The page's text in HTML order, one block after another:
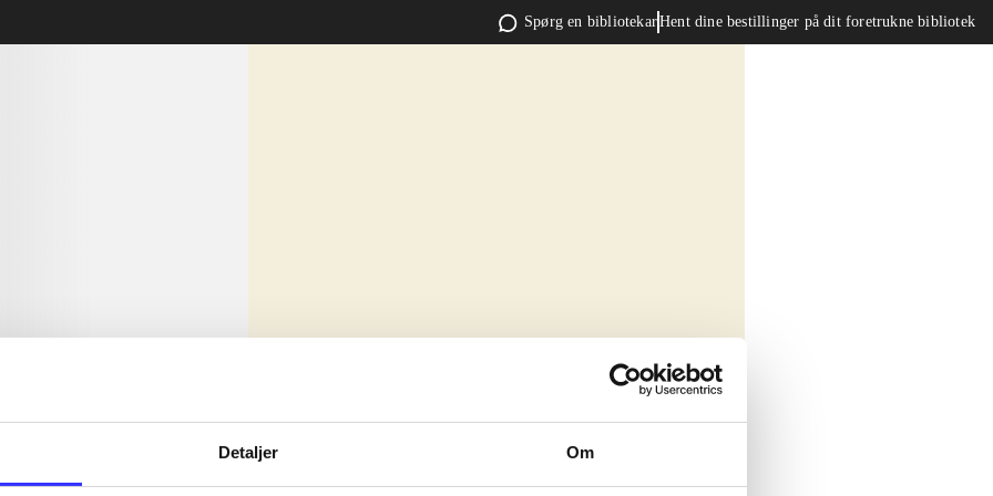
Detaljer Om
Spørg en bibliotekarHent dine bestillinger på dit foretrukne bibliotek
sit amet ...
sit amet ...